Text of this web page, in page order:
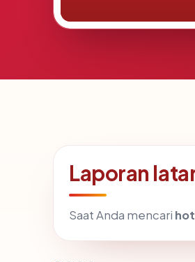
Laporan
Saat Anda mencari